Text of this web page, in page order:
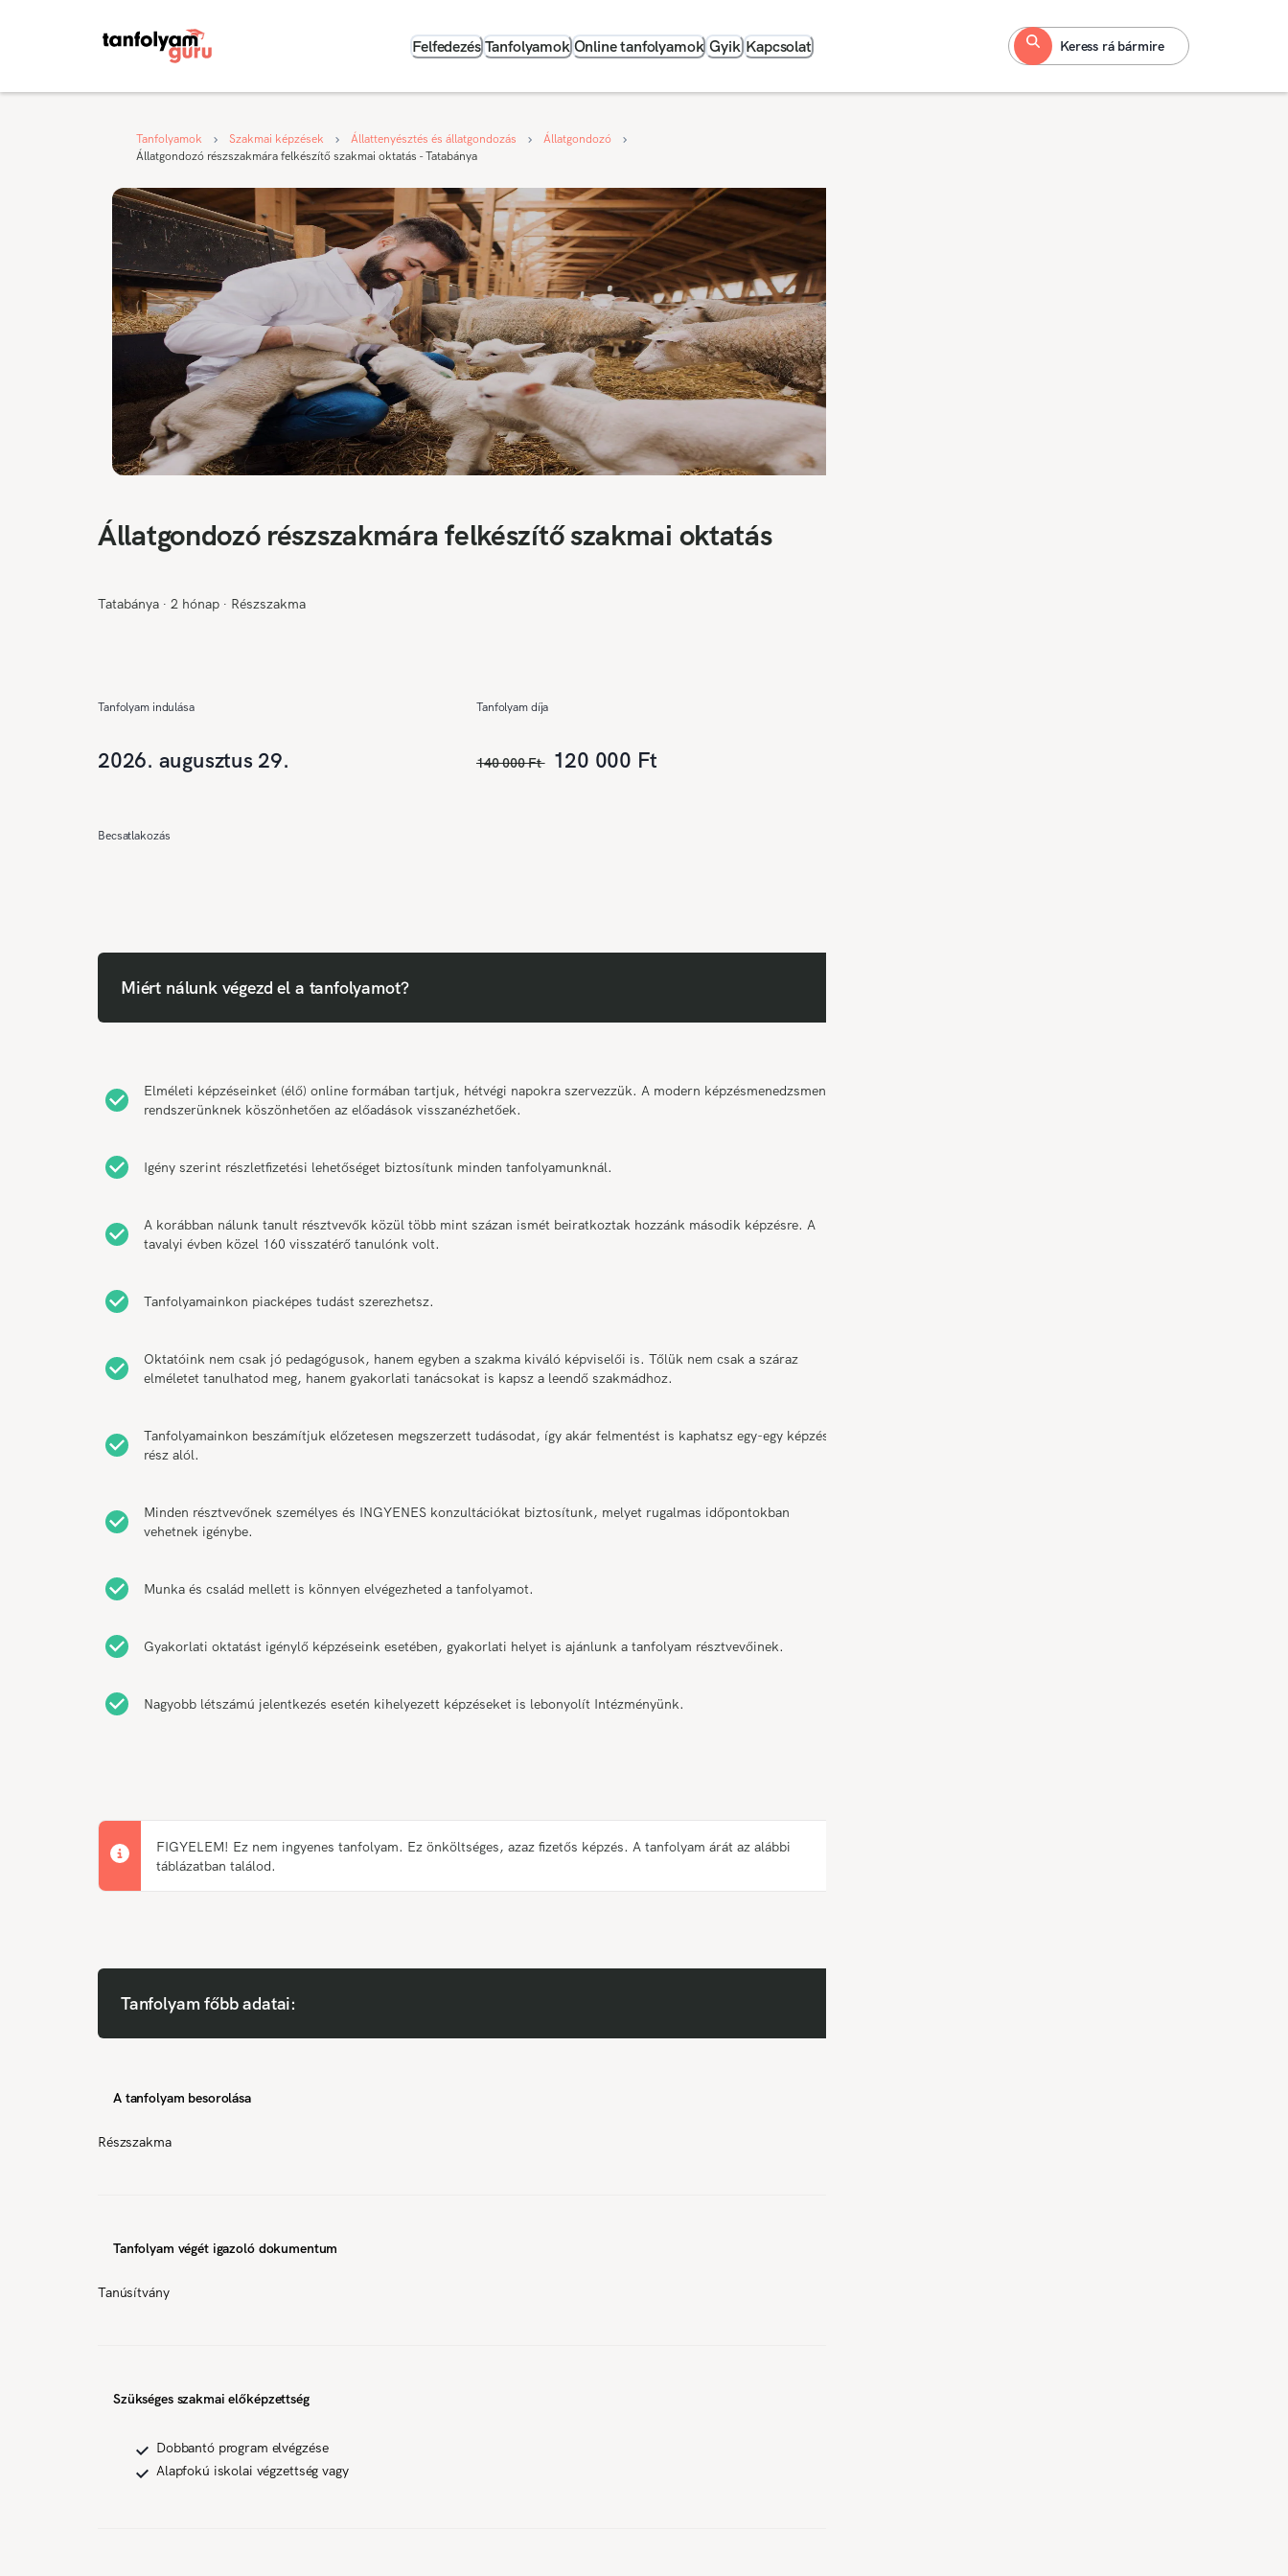
Felfedezés Tanfolyamok Online tanfolyamok Gyik Kapcsolat Keress rá bármire
Tanfolyamok Szakmai képzések Állattenyésztés és állatgondozás
Állatgondozó
Állatgondozó részszakmára felkészítő szakmai oktatás - Tatabánya
Állatgondozó részszakmára felkészítő szakmai oktatás
Tatabánya ∙ 2 hónap ∙ Részszakma
Tanfolyam indulása
2026. augusztus 29.
Tanfolyam díja
140 000 Ft 120 000 Ft
Becsatlakozás
Miért nálunk végezd el a tanfolyamot?
Elméleti képzéseinket (élő) online formában tartjuk, hétvégi napokra szervezzük. A modern képzésmenedzsment
rendszerünknek köszönhetően az előadások visszanézhetőek.
Igény szerint részletfizetési lehetőséget biztosítunk minden tanfolyamunknál.
A korábban nálunk tanult résztvevők közül több mint százan ismét beiratkoztak hozzánk második képzésre. A
tavalyi évben közel 160 visszatérő tanulónk volt.
Tanfolyamainkon piacképes tudást szerezhetsz.
Oktatóink nem csak jó pedagógusok, hanem egyben a szakma kiváló képviselői is. Tőlük nem csak a száraz
elméletet tanulhatod meg, hanem gyakorlati tanácsokat is kapsz a leendő szakmádhoz.
Tanfolyamainkon beszámítjuk előzetesen megszerzett tudásodat, így akár felmentést is kaphatsz egy-egy képzési
rész alól.
Minden résztvevőnek személyes és INGYENES konzultációkat biztosítunk, melyet rugalmas időpontokban
vehetnek igénybe.
Munka és család mellett is könnyen elvégezheted a tanfolyamot.
Gyakorlati oktatást igénylő képzéseink esetében, gyakorlati helyet is ajánlunk a tanfolyam résztvevőinek.
Nagyobb létszámú jelentkezés esetén kihelyezett képzéseket is lebonyolít Intézményünk.
FIGYELEM! Ez nem ingyenes tanfolyam. Ez önköltséges, azaz fizetős képzés. A tanfolyam árát az alábbi
táblázatban találod.
Tanfolyam főbb adatai:
A tanfolyam besorolása
Részszakma
Tanfolyam végét igazoló dokumentum
Tanúsítvány
Szükséges szakmai előképzettség
Dobbantó program elvégzése
Alapfokú iskolai végzettség vagy